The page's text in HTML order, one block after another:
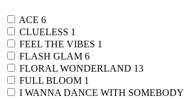
ACE 6
CLUELESS 1
FEEL THE VIBES 1
FLASH GLAM 6
FLORAL WONDERLAND 13
FULL BLOOM 1
I WANNA DANCE WITH SOMEBODY